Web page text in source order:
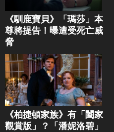
《馴鹿寶貝》「瑪莎」本
尊將提告！曝遭受死亡威
脅
《柏捷頓家族》有「闔家
觀賞版」？「潘妮洛碧」